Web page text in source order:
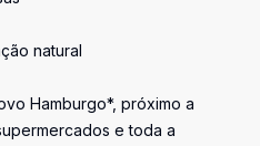
natural
Hamburgo*, próximo a
e toda a